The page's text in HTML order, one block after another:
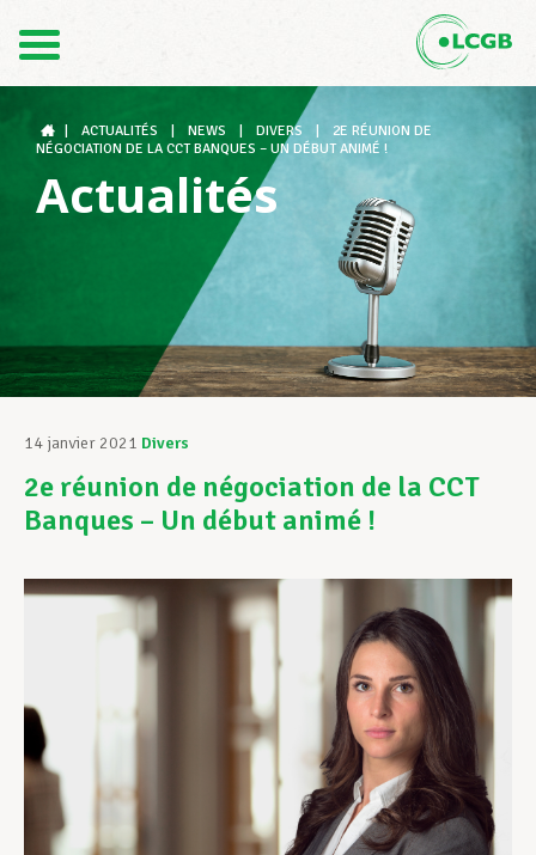
DE
Le LCGB
Structures syndicales
Assistance au Travail
Vos droits
Assistance en vie privée
Développement professionnel
Devenir Membre
ACTUALITÉS NEWS DIVERS
2E RÉUNION DE
NÉGOCIATION DE LA CCT BANQUES – UN DÉBUT ANIMÉ !
Actualités
14 janvier 2021 Divers
2e réunion de négociation de la CCT
Banques – Un début animé !